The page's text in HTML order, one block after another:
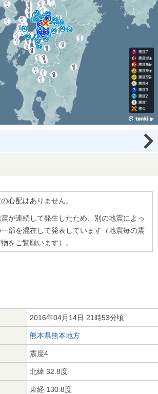
心配はありません。
が連続して発生したため、別の地震によっ
部を混在して発表しています（地震毎の震
をご覧願います）。
2016年04月14日 21時53分頃
熊本県熊本地方
震度4
北緯 32.8度
東経 130.8度